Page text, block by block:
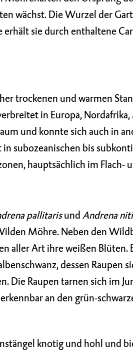
wächst. Die Wurzel der
erhält sie durch enthaltene
trockenen und warmen
in Europa,
und konnte sich auch in
subozeanischen bis
hauptsächlich im Flach-
pallitarisundAndrena
Möhre. Neben den
aller Art ihre weißen Blüten.
dessen Raupen
Die Raupen tarnen sich im
an den grün-
knotig und hohl und